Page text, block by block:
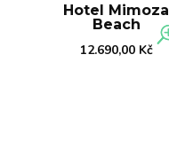
Hotel Mimoza
Beach
12.690,00 Kč